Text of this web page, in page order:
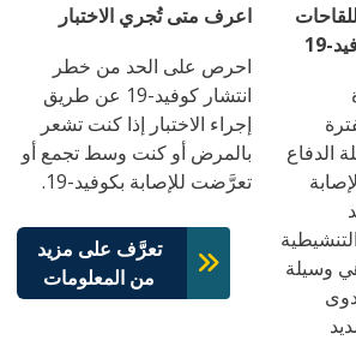
19
لفترة
الدفاع
لكوفيد-19 هي وسيلة
اعرف متى تُجري الاختبار
احرص على الحد من خطر
انتشار كوفيد-19 عن طريق
إجراء الاختبار إذا كنت تشعر
بالمرض أو كنت وسط تجمع أو
تعرَّضت للإصابة بكوفيد-19.
تعرَّف على مزيد
من المعلومات